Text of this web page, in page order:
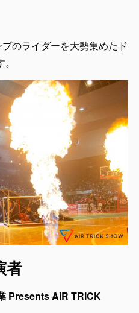
のライダーを大勢集めたド
者
Presents AIR TRICK